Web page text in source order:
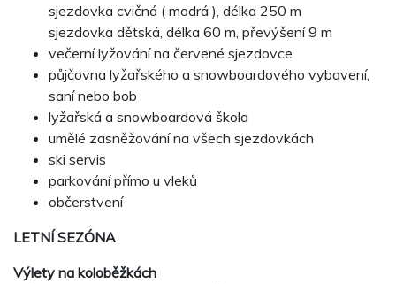
sjezdovka cvičná ( modrá ), délka 250 m
sjezdovka dětská, délka 60 m, převýšení 9 m
večerní lyžování na červené sjezdovce
půjčovna lyžařského a snowboardového vybavení,
saní nebo bob
lyžařská a snowboardová škola
umělé zasněžování na všech sjezdovkách
ski servis
parkování přímo u vleků
občerstvení
LETNÍ SEZÓNA
Výlety na koloběžkách